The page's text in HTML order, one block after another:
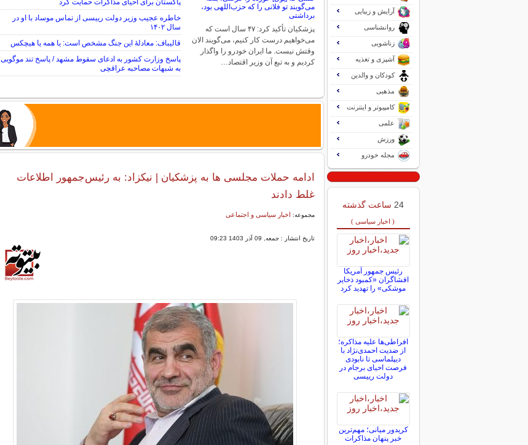
می‌گویند تو فلانی را که حزب‌اللهی بود،
برداشتی
پزشکیان تأکید کرد: ۴۷ سال است که
می‌خواهیم درست کار کنیم، می‌گویند الان
وقتش نیست‌. ما ایران خودرو را واگذار
کردیم و به تبع آن وزیر اقتصاد…
پاکستان برای احیای مذاکرات حمایت کرد
خاطره عجیب وزیر دولت رییسی از تماس موساد با او در
سال ۱۴۰۲
قالیباف: معادلهٔ این جنگ مشخص است: یا همه یا هیچکس
پاسخ وزارت کشور به ادعای سقوط مشهد / پاسخ تند موگویی
به شبهات مصاحبه عراقچی
ادامه حملات مجلسی ها به پزشکیان | نیکزاد: به رئیس‌جمهور اطلاعات
غلط دادند
مجموعه: اخبار سیاسی و اجتماعی
تاریخ انتشار : جمعه, 09 آذر 1403 09:23
آرایش و زیبایی
روانشناسی
زناشویی
آشپزی و تغذیه
کودکان و والدین
مذهبی
کامپیوتر و اینترنت
علمی
ورزش
مجله خودرو
24 ساعت گذشته
( اخبار سیاسی )
رئیس جمهور آمریکا
افشاگران «کمبود ذخایر
موشکی» را تهدید کرد
افراطی‌ها علیه مذاکره؛
از ضدیت احمدی‌نژاد با
دیپلماسی تا نابودی
فرصت احیای برجام در
دولت رییسی
کریدور میانی؛ مهم‌ترین
خبر پنهان مذاکرات